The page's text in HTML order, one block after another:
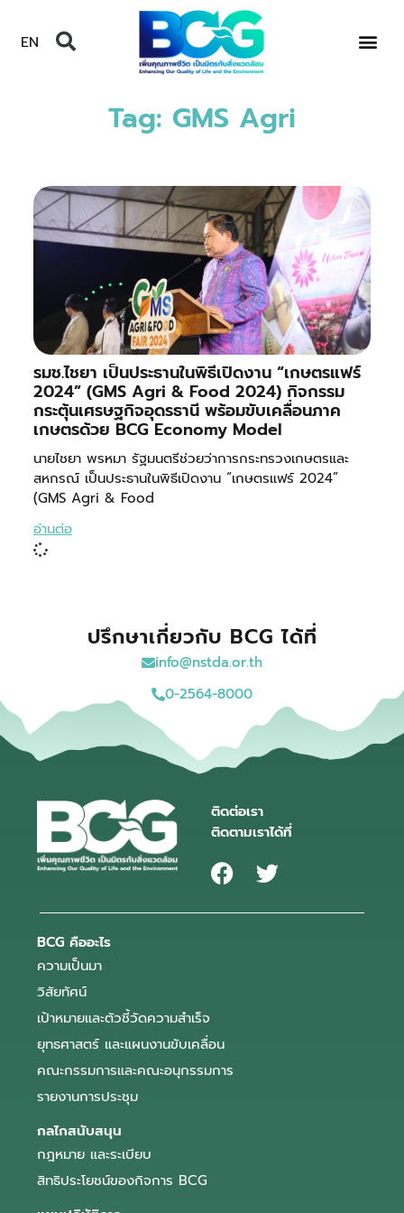
EN
Tag: GMS Agri
รมช.ไชยา เป็นประธานในพิธีเปิดงาน “เกษตรแฟร์
2024” (GMS Agri & Food 2024) กิจกรรม
กระตุ้นเศรษฐกิจอุดรธานี พร้อมขับเคลื่อนภาค
เกษตรด้วย BCG Economy Model
นายไชยา พรหมา รัฐมนตรีช่วยว่าการกระทรวงเกษตรและ
สหกรณ์ เป็นประธานในพิธีเปิดงาน “เกษตรแฟร์ 2024”
(GMS Agri & Food
อ่านต่อ
ปรึกษาเกี่ยวกับ BCG ได้ที่
info@nstda.or.th
0-2564-8000
ติดต่อเรา
ติดตามเราได้ที่
BCG คืออะไร
ความเป็นมา
วิสัยทัศน์
เป้าหมายและตัวชี้วัดความสำเร็จ
ยุทธศาสตร์ และแผนงานขับเคลื่อน
คณะกรรมการและคณะอนุกรรมการ
รายงานการประชุม
กลไกสนับสนุน
กฎหมาย และระเบียบ
สิทธิประโยชน์ของกิจการ BCG